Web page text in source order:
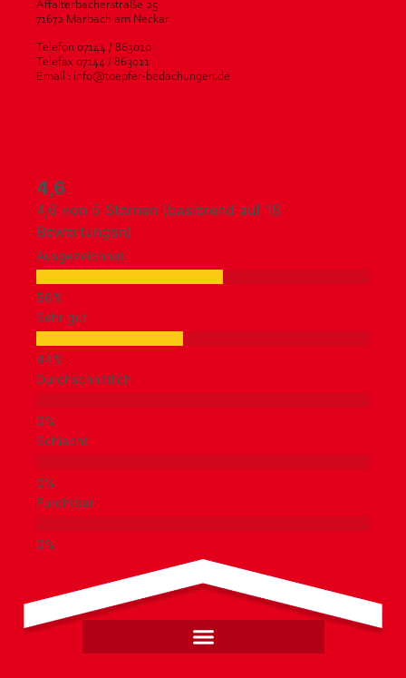
Affalterbacherstraße 25
71672 Marbach am Neckar
Telefon 07144 / 863010
Telefax 07144 / 863011
Email : info@toepfer-bedachungen.de
4,6
4,6 von 5 Sternen (basierend auf 18
Bewertungen)
Ausgezeichnet
Sehr gut
Durchschnittlich
Schlecht
Furchtbar